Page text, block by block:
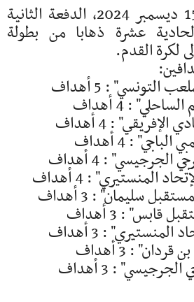
دارت أمس الأحد 15 ديسمبر 2024، الدفعة الثانية
عشرة ذهابا من بطولة
لكرة القدم.
: 4 أهداف
: 4 أهداف
: 4 أهداف
المنستيري" : 4 أهداف
: 3 أهداف
: 3 أهداف
: 3 أهداف
: 3 أهداف